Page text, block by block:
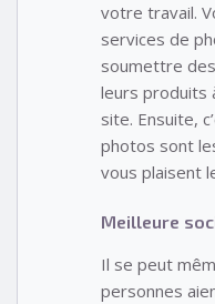
votre travail.
services de
soumettre
leurs produits
site. Ensuite,
photos sont
vous plaisent
Meilleure
Il se peut
personnes